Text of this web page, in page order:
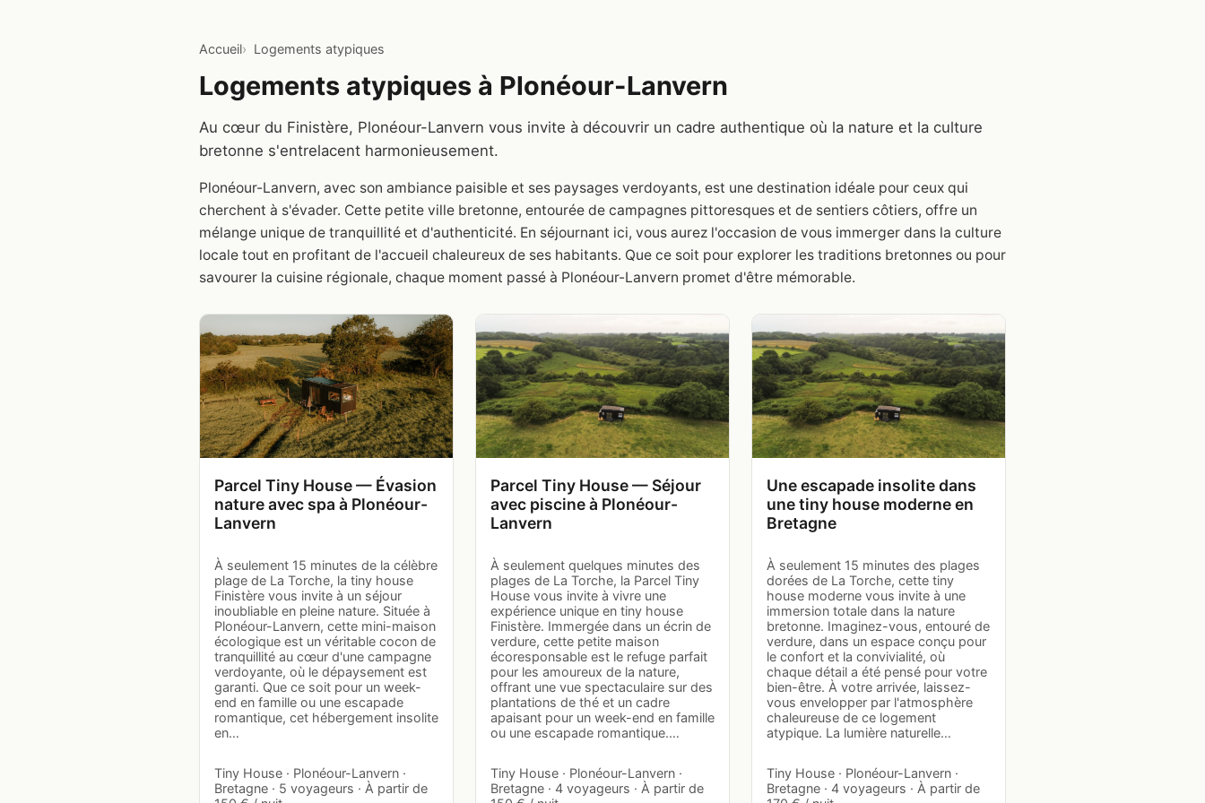
Accueil Logements atypiques
Logements atypiques à Plonéour-Lanvern
Au cœur du Finistère, Plonéour-Lanvern vous invite à découvrir un cadre authentique où la nature et la culture
bretonne s'entrelacent harmonieusement.
Plonéour-Lanvern, avec son ambiance paisible et ses paysages verdoyants, est une destination idéale pour ceux qui
cherchent à s'évader. Cette petite ville bretonne, entourée de campagnes pittoresques et de sentiers côtiers, offre un
mélange unique de tranquillité et d'authenticité. En séjournant ici, vous aurez l'occasion de vous immerger dans la culture
locale tout en profitant de l'accueil chaleureux de ses habitants. Que ce soit pour explorer les traditions bretonnes ou pour
savourer la cuisine régionale, chaque moment passé à Plonéour-Lanvern promet d'être mémorable.
Parcel Tiny House — Évasion
nature avec spa à Plonéour-
Lanvern
À seulement 15 minutes de la célèbre
plage de La Torche, la tiny house
Finistère vous invite à un séjour
inoubliable en pleine nature. Située à
Plonéour-Lanvern, cette mini-maison
écologique est un véritable cocon de
tranquillité au cœur d'une campagne
verdoyante, où le dépaysement est
garanti. Que ce soit pour un week-
end en famille ou une escapade
romantique, cet hébergement insolite
en…
Tiny House · Plonéour-Lanvern ·
Bretagne · 5 voyageurs · À partir de
Parcel Tiny House — Séjour
avec piscine à Plonéour-
Lanvern
À seulement quelques minutes des
plages de La Torche, la Parcel Tiny
House vous invite à vivre une
expérience unique en tiny house
Finistère. Immergée dans un écrin de
verdure, cette petite maison
écoresponsable est le refuge parfait
pour les amoureux de la nature,
offrant une vue spectaculaire sur des
plantations de thé et un cadre
apaisant pour un week-end en famille
ou une escapade romantique.…
Tiny House · Plonéour-Lanvern ·
Bretagne · 4 voyageurs · À partir de
Une escapade insolite dans
une tiny house moderne en
Bretagne
À seulement 15 minutes des plages
dorées de La Torche, cette tiny
house moderne vous invite à une
immersion totale dans la nature
bretonne. Imaginez-vous, entouré de
verdure, dans un espace conçu pour
le confort et la convivialité, où
chaque détail a été pensé pour votre
bien-être. À votre arrivée, laissez-
vous envelopper par l'atmosphère
chaleureuse de ce logement
atypique. La lumière naturelle…
Tiny House · Plonéour-Lanvern ·
Bretagne · 4 voyageurs · À partir de